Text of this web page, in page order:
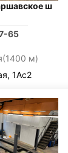
ш
65
(1400 м)
1Ас2